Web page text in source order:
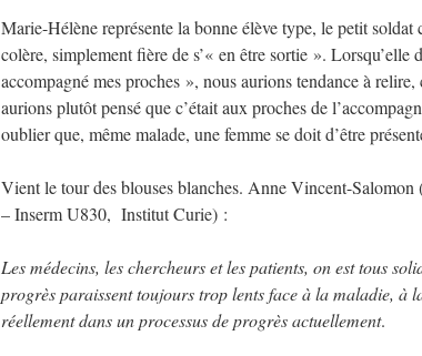
Marie-Hélène représente la bonne élève type, le petit
colère, simplement fière de s’« en être sortie ». Lorsqu’elle
accompagné mes proches », nous aurions tendance à
aurions plutôt pensé que c’était aux proches de
oublier que, même malade, une femme se doit d’être
Vient le tour des blouses blanches. Anne Vincent-
– Inserm U830, Institut Curie) :
Les médecins, les chercheurs et les patients, on est tous
progrès paraissent toujours trop lents face à la maladie, à
réellement dans un processus de progrès actuellement.